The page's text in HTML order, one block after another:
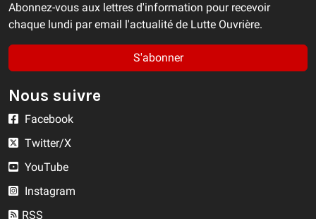
Abonnez-vous aux lettres d'information pour recevoir
chaque lundi par email l'actualité de Lutte Ouvrière.
S'abonner
Nous suivre
Facebook
Twitter/X
YouTube
Instagram
RSS